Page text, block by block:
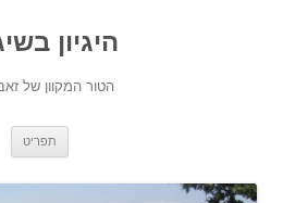
היגיון
הטור המקוון של
תפריט